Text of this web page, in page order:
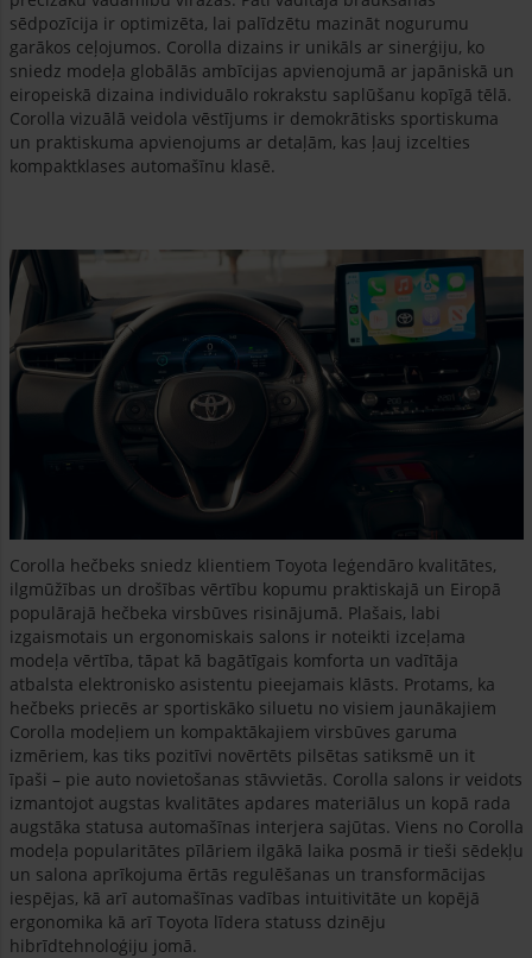
sēdpozīcija ir optimizēta, lai palīdzētu mazināt nogurumu
garākos ceļojumos. Corolla dizains ir unikāls ar sinerģiju, ko
sniedz modeļa globālās ambīcijas apvienojumā ar japāniskā un
eiropeiskā dizaina individuālo rokrakstu saplūšanu kopīgā tēlā.
Corolla vizuālā veidola vēstījums ir demokrātisks sportiskuma
un praktiskuma apvienojums ar detaļām, kas ļauj izcelties
kompaktklases automašīnu klasē.
Corolla hečbeks sniedz klientiem Toyota leģendāro kvalitātes,
ilgmūžības un drošības vērtību kopumu praktiskajā un Eiropā
populārajā hečbeka virsbūves risinājumā. Plašais, labi
izgaismotais un ergonomiskais salons ir noteikti izceļama
modeļa vērtība, tāpat kā bagātīgais komforta un vadītāja
atbalsta elektronisko asistentu pieejamais klāsts. Protams, ka
hečbeks priecēs ar sportiskāko siluetu no visiem jaunākajiem
Corolla modeļiem un kompaktākajiem virsbūves garuma
izmēriem, kas tiks pozitīvi novērtēts pilsētas satiksmē un it
īpaši – pie auto novietošanas stāvvietās. Corolla salons ir veidots
izmantojot augstas kvalitātes apdares materiālus un kopā rada
augstāka statusa automašīnas interjera sajūtas. Viens no Corolla
modeļa popularitātes pīlāriem ilgākā laika posmā ir tieši sēdekļu
un salona aprīkojuma ērtās regulēšanas un transformācijas
iespējas, kā arī automašīnas vadības intuitivitāte un kopējā
ergonomika kā arī Toyota līdera statuss dzinēju
hibrīdtehnoloģiju jomā.